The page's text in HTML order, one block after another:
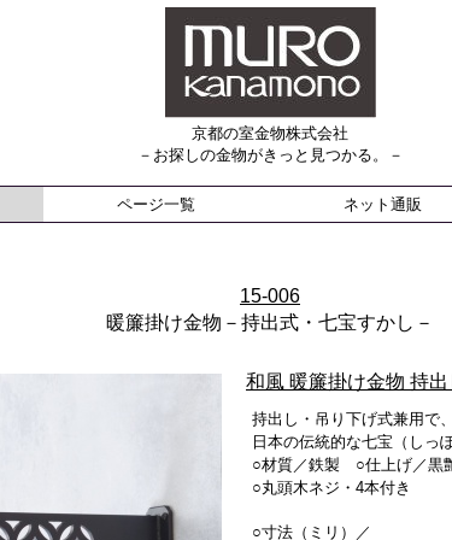
京都の室金物株式会社
－お探しの金物がきっと見つかる。－
ページ一覧 ネット通販
15-006
暖簾掛け金物－持出式・七宝すかし－
和風 暖簾掛け金物 持
持出し・吊り下げ式兼用で
日本の伝統的な七宝（しっ
○材質／鉄製 ○仕上げ／黒
○丸頭木ネジ・4本付き
○寸法（ミリ）／